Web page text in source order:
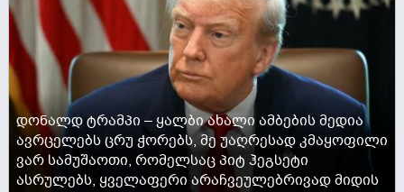
დონალდ ტრამპი – ყალბი ახალი ამბების მედია
ავრცელებს ცრუ ჭორებს, მე უაღრესად კმაყოფილი
ვარ სამუშაოთი, რომელსაც პიტ ჰეგსეტი
ასრულებს, ყველაფერი არაჩვეულებრივად მიდის